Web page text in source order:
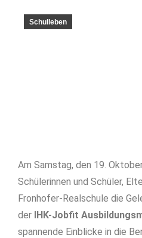
Schulleben
Am Samstag, den 19.
Schülerinnen und Schüler,
Fronhofer-Realschule die
der IHK-Jobfit
spannende Einblicke in die